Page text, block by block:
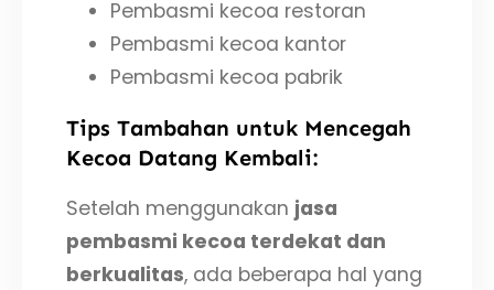
Pembasmi kecoa restoran
Pembasmi kecoa kantor
Pembasmi kecoa pabrik
Tips Tambahan untuk Mencegah
Kecoa Datang Kembali:
Setelah menggunakan jasa
pembasmi kecoa terdekat dan
berkualitas, ada beberapa hal yang